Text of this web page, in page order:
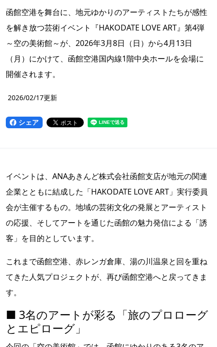
函館空港を舞台に、地元ゆかりのアーティストたちが感性
を解き放つ芸術イベント『HAKODATE LOVE ART』第4弾
～空の美術館～が、2026年3月8日（日）から4月13日
（月）にかけて、函館空港国内線1階中央ホールを会場に
開催されます。
2026/02/17更新
シェア
イベントは、ANAあきんど株式会社函館支店が地元の関連
企業とともに結成した「HAKODATE LOVE ART」実行委員
会が主催するもの。地域の芸術文化の発展とアーティスト
の応援、そしてアートを通じた函館の魅力発信による「誘
客」を目的としています。
これまで函館空港、赤レンガ倉庫、湯の川温泉と回を重ね
てきた人気プロジェクトが、再び函館空港へと戻ってきま
す。
■ 3名のアートが彩る「旅のプロローグ
とエピローグ」